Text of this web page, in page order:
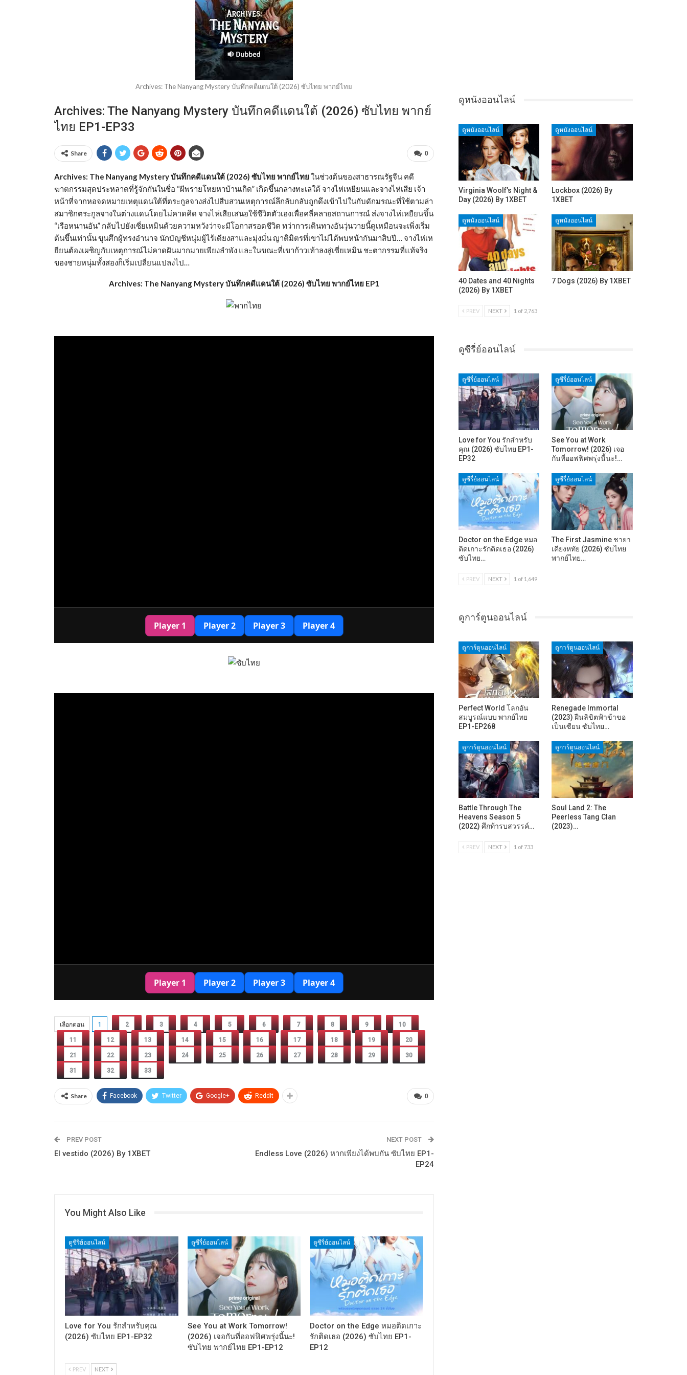
Archives: The Nanyang Mystery บันทึกคดีแดนใต้ (2026) ซับไทย พากย์ไทย
Archives: The Nanyang Mystery บันทึกคดีแดนใต้ (2026) ซับไทย พากย์
ไทย EP1-EP33
0
Share
Archives: The Nanyang Mystery บันทึกคดีแดนใต้ (2026) ซับไทย พากย์ไทยในช่วงต้นของสาธารณรัฐจีน คดี
ฆาตกรรมสุดประหลาดที่รู้จักกันในชื่อ “ผีพรายโหยหาบ้านเกิด” เกิดขึ้นกลางทะเลใต้ จางไห่เหยียนและจางไห่เสีย เจ้า
หน้าที่จากหอจดหมายเหตุแดนใต้ที่ตระกูลจางส่งไปสืบสวนเหตุการณ์ลึกลับกลับถูกดึงเข้าไปในกับดักมรณะที่ใช้ตามล่า
สมาชิกตระกูลจางในต่างแดนโดยไม่คาดคิด จางไห่เสียเสนอใช้ชีวิตตัวเองเพื่อคลี่คลายสถานการณ์ ส่งจางไห่เหยียนขึ้น
“เรือหนานอัน” กลับไปยังเซี่ยเหมินด้วยความหวังว่าจะมีโอกาสรอดชีวิต ทว่าการเดินทางอันวุ่นวายนี้ดูเหมือนจะเพิ่งเริ่ม
ต้นขึ้นเท่านั้น ขุนศึกผู้ทรงอำนาจ นักบัญชีหนุ่มผู้ไร้เดียงสาและมุ่งมั่น ญาติมิตรที่เขาไม่ได้พบหน้ากันมาสิบปี… จางไห่เห
ยียนต้องเผชิญกับเหตุการณ์ไม่คาดฝันมากมายเพียงลำพัง และในขณะที่เขาก้าวเท้าลงสู่เซี่ยเหมิน ชะตากรรมที่แท้จริง
ของชายหนุ่มทั้งสองก็เริ่มเปลี่ยนแปลงไป…
Archives: The Nanyang Mystery บันทึกคดีแดนใต้ (2026) ซับไทย พากย์ไทย EP1
เลือกตอน 1 2 3 4 5 6 7 8 9 10
11 12 13 14 15 16 17 18 19 20
21 22 23 24 25 26 27 28 29 30
31 32 33
0
Share Facebook Twitter Google+ ReddIt
PREV POST
El vestido (2026) By 1XBET
NEXT POST
Endless Love (2026) หากเพียงได้พบกัน ซับไทย EP1-
EP24
You Might Also Like
ดูซีรี่ย์ออนไลน์
Love for You รักสำหรับคุณ
(2026) ซับไทย EP1-EP32
ดูซีรี่ย์ออนไลน์
See You at Work Tomorrow!
(2026) เจอกันที่ออฟฟิศพรุ่งนี้นะ!
ซับไทย พากย์ไทย EP1-EP12
ดูซีรี่ย์ออนไลน์
Doctor on the Edge หมอติดเกาะ
รักติดเธอ (2026) ซับไทย EP1-
EP12
PREV NEXT
ดูหนังออนไลน์
ดูหนังออนไลน์
Virginia Woolf’s Night &
Day (2026) By 1XBET
ดูหนังออนไลน์
Lockbox (2026) By
1XBET
ดูหนังออนไลน์
40 Dates and 40 Nights
(2026) By 1XBET
ดูหนังออนไลน์
7 Dogs (2026) By 1XBET
PREV NEXT 1 of 2,763
ดูซีรี่ย์ออนไลน์
ดูซีรี่ย์ออนไลน์
Love for You รักสำหรับ
คุณ (2026) ซับไทย EP1-
EP32
ดูซีรี่ย์ออนไลน์
See You at Work
Tomorrow! (2026) เจอ
กันที่ออฟฟิศพรุ่งนี้นะ!…
ดูซีรี่ย์ออนไลน์
Doctor on the Edge หมอ
ติดเกาะรักติดเธอ (2026)
ซับไทย…
ดูซีรี่ย์ออนไลน์
The First Jasmine ชายา
เคียงหทัย (2026) ซับไทย
พากย์ไทย…
PREV NEXT 1 of 1,649
ดูการ์ตูนออนไลน์
ดูการ์ตูนออนไลน์
Perfect World โลกอัน
สมบูรณ์แบบ พากย์ไทย
EP1-EP268
ดูการ์ตูนออนไลน์
Renegade Immortal
(2023) ฝืนลิขิตฟ้าข้าขอ
เป็นเซียน ซับไทย…
ดูการ์ตูนออนไลน์
Battle Through The
Heavens Season 5
(2022) ศึกท้ารบสวรรค์…
ดูการ์ตูนออนไลน์
Soul Land 2: The
Peerless Tang Clan
(2023)…
PREV NEXT 1 of 733